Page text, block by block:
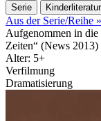
Serie Kinderliteratur
Aus der Serie/Reihe
Aufgenommen in
Zeiten“ (News 2013)
Alter: 5+
Verfilmung
Dramatisierung